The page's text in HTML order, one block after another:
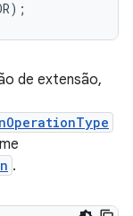
de extensão,
.